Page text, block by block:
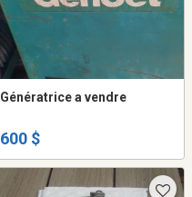
Génératrice a vendre
600 $